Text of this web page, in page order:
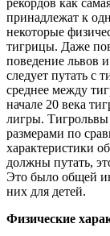
принадлежат к
некоторые
тигрицы. Даже
поведение львов
следует путать с
среднее между
начале 20 века
лигры.
размерами по
характеристики
должны путать,
Это было общей
них для детей.
Физические